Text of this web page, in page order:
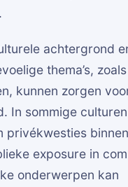
achtergrond
thema’s,
kunnen zorgen
In sommige
privékwesties
exposure in
onderwerpen kan